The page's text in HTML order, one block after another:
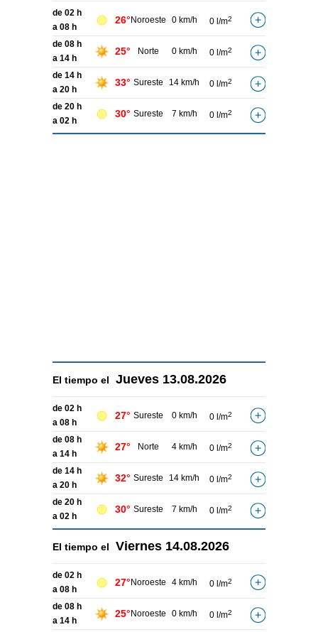
de 02 h
a 08 h
26° Noroeste 0 km/h 0 l/m2
de 08 h
a 14 h
25° Norte 0 km/h 0 l/m2
de 14 h
a 20 h
33° Sureste 14 km/h 0 l/m2
de 20 h
a 02 h
30° Sureste 7 km/h 0 l/m2
El tiempo el Jueves 13.08.2026
de 02 h
a 08 h
27° Sureste 0 km/h 0 l/m2
de 08 h
a 14 h
27° Norte 4 km/h 0 l/m2
de 14 h
a 20 h
32° Sureste 14 km/h 0 l/m2
de 20 h
a 02 h
30° Sureste 7 km/h 0 l/m2
El tiempo el Viernes 14.08.2026
de 02 h
a 08 h
27° Noroeste 4 km/h 0 l/m2
de 08 h
a 14 h
25° Noroeste 0 km/h 0 l/m2